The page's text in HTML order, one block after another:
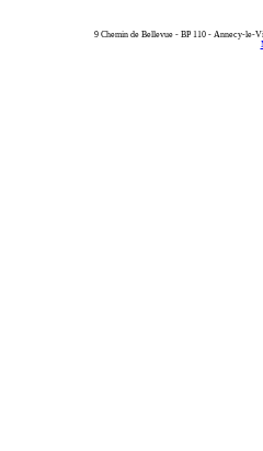
9 Chemin de Bellevue - BP 110 - Annecy-le-